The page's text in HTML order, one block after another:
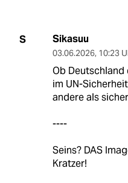
S Sikasuu
03.06.2026, 10:23
Ob Deutschland
im UN-
andere als
----
Seins? DAS
Kratzer!